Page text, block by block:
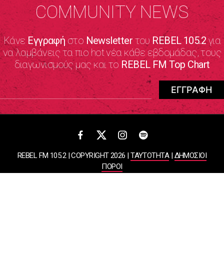
COMMUNITY NEWS
Κάνε Εγγραφήστο NewsletterτουREBEL 105.2για
να λαμβάνεις τα πιο hot νέα κάθε εβδομάδας, τους
διαγωνισμούς μας και το REBEL FM Top Chart
REBEL FM 105.2 | COPYRIGHT 2026 |ΤΑΥΤΟΤΗΤΑ|ΔΗΜΟΣΙΟΙ
ΠΟΡΟΙ